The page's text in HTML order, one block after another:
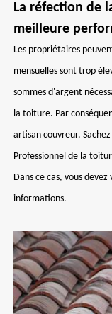
La réfection de
meilleure
Les propriétaires
mensuelles sont trop
sommes d'argent
la toiture. Par
artisan couvreur.
Professionnel de la
Dans ce cas, vous
informations.